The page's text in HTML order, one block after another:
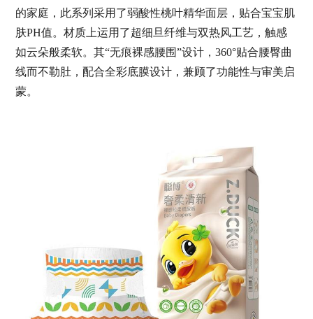
的家庭，此系列采用了弱酸性桃叶精华面层，贴合宝宝肌
肤PH值。材质上运用了超细旦纤维与双热风工艺，触感
如云朵般柔软。其“无痕裸感腰围”设计，360°贴合腰臀曲
线而不勒肚，配合全彩底膜设计，兼顾了功能性与审美启
蒙。